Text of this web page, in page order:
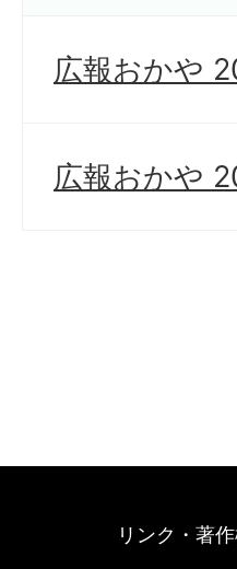
広報おかや
広報おかや
リンク・著